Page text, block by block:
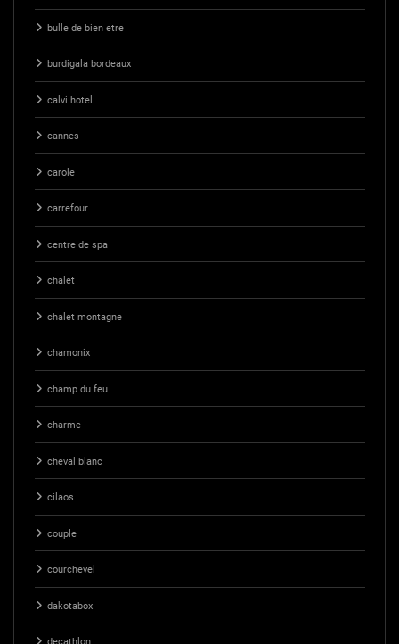
bulle de bien etre
burdigala bordeaux
calvi hotel
cannes
carole
carrefour
centre de spa
chalet
chalet montagne
chamonix
champ du feu
charme
cheval blanc
cilaos
couple
courchevel
dakotabox